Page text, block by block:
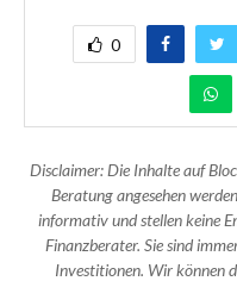
0
Disclaimer: Die Inhalte auf
Beratung angesehen
informativ und stellen keine
Finanzberater. Sie sind
Investitionen. Wir können